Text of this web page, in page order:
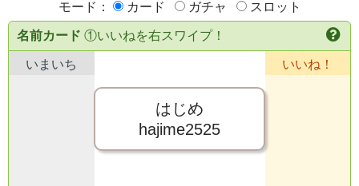
モード： カード ガチャ スロット
名前カード ①いいねを右スワイプ！
いまいち
はじめ
hajime2525
いいね！